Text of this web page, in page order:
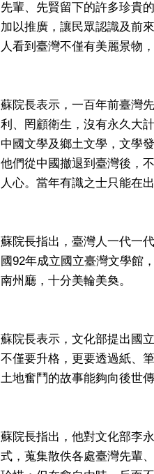
先輩、先賢留下的許多珍貴
加以推廣，讓民眾認識及前
人看到臺灣不僅有美麗景物
蘇院長表示，一百年前臺灣
利、罔顧衛生，沒有永久大
中國文學及鄉土文學，文學
他們從中國撤退到臺灣後，
人心。當年有識之士只能在
蘇院長指出，臺灣人一代一
國92年成立國立臺灣文學館
南州廳，十分美輪美奐。
蘇院長表示，文化部提出國
不僅要升格，更要透過紙、
土地奮鬥的故事能夠向後世傳
蘇院長指出，他對文化部李
式，蒐集散佚各處臺灣先輩